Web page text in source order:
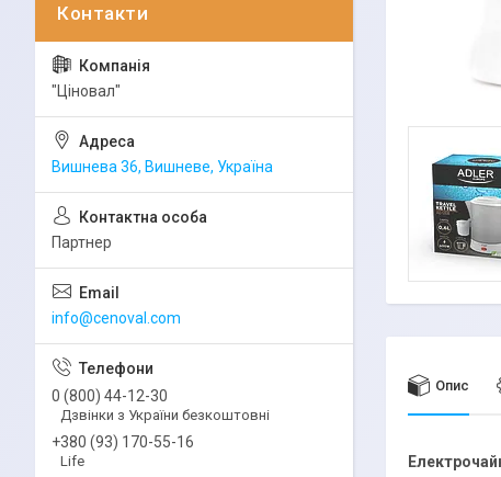
Опис
"Ціновал"
Вишнева 36, Вишневе, Україна
Партнер
info@cenoval.com
0 (800) 44-12-30
Дзвінки з України безкоштовні
+380 (93) 170-55-16
Life